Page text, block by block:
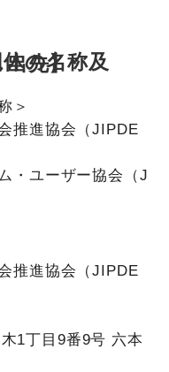
の申し出先】
＞
推進協会（JIPDE
・ユーザー協会（J
推進協会（JIPDE
1丁目9番9号 六本